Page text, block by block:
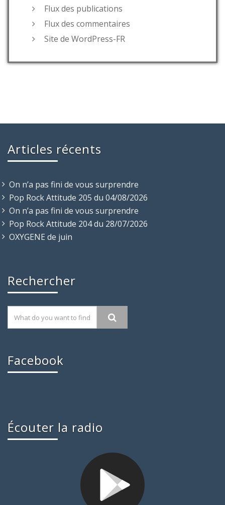
Flux des publications
Flux des commentaires
Site de WordPress-FR
Articles récents
On n’a pas fini de vous surprendre
Pop Rock Attitude 205 du 04/08/2026
On n’a pas fini de vous surprendre
Pop Rock Attitude 204 du 28/07/2026
OXYGENE de juin
Rechercher
Facebook
Écouter la radio